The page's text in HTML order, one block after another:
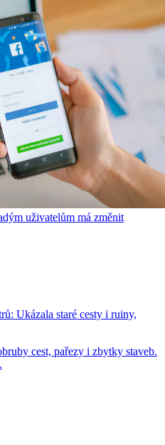
uživatelům má změnit
Ukázala staré cesty i ruiny,
cest, pařezy i zbytky staveb.